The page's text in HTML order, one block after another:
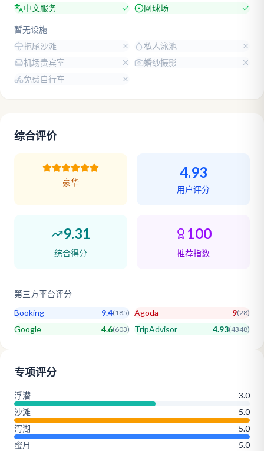
中文服务 网球场
暂无设施
拖尾沙滩
私人泳池
机场贵宾室
婚纱摄影
免费自行车
综合评价
豪华
4.93
用户评分
9.31
综合得分
100
推荐指数
第三方平台评分
Booking 9.4(185) Agoda 9(28)
Google 4.6(603) TripAdvisor 4.93(4348)
专项评分
浮潜
3.0
沙滩
5.0
泻湖
5.0
蜜月
5.0